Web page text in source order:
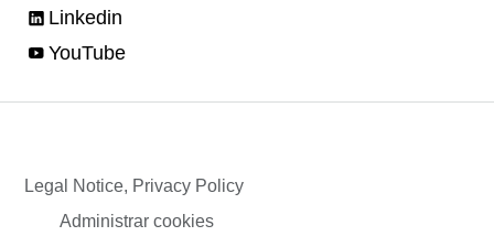
Linkedin
YouTube
Legal Notice, Privacy Policy
Administrar cookies